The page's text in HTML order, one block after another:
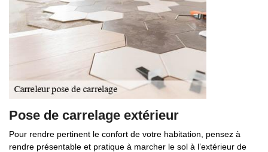
Pose de carrelage extérieur
Pour rendre pertinent le confort de votre habitation, pensez à
rendre présentable et pratique à marcher le sol à l’extérieur de